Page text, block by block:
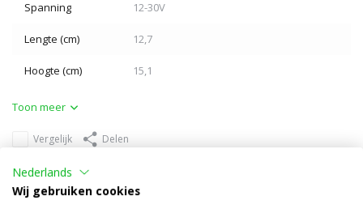
Spanning 12-30V
Lengte (cm) 12,7
Hoogte (cm) 15,1
Toon meer
Vergelijk Delen
Anderen kochten ook
Nederlands
Wij gebruiken cookies